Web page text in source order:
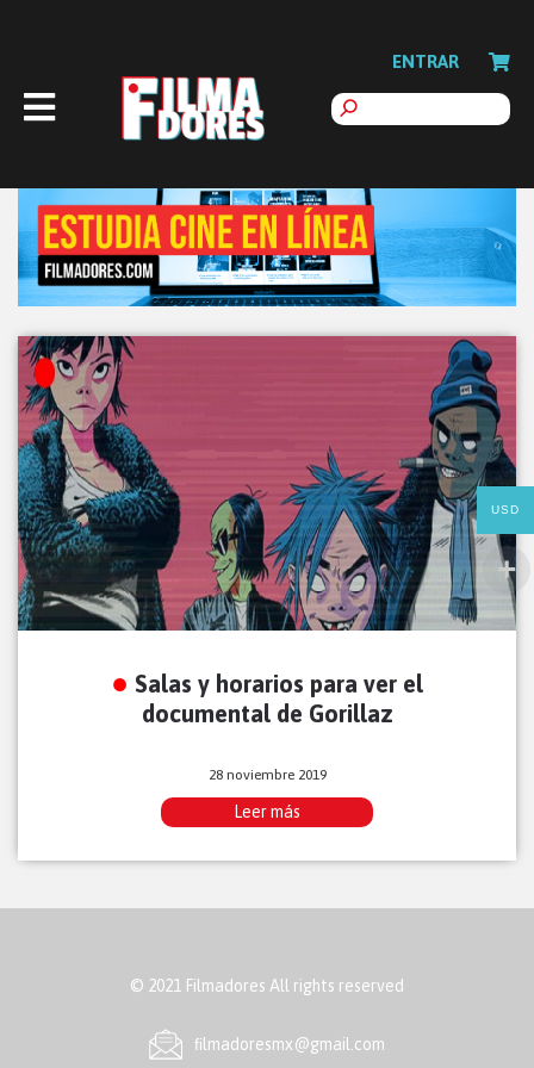
ENTRAR
Salas y horarios para ver el
documental de Gorillaz
28 noviembre 2019
Leer más
© 2021 Filmadores All rights reserved
ﬁlmadoresmx@gmail.com
USD